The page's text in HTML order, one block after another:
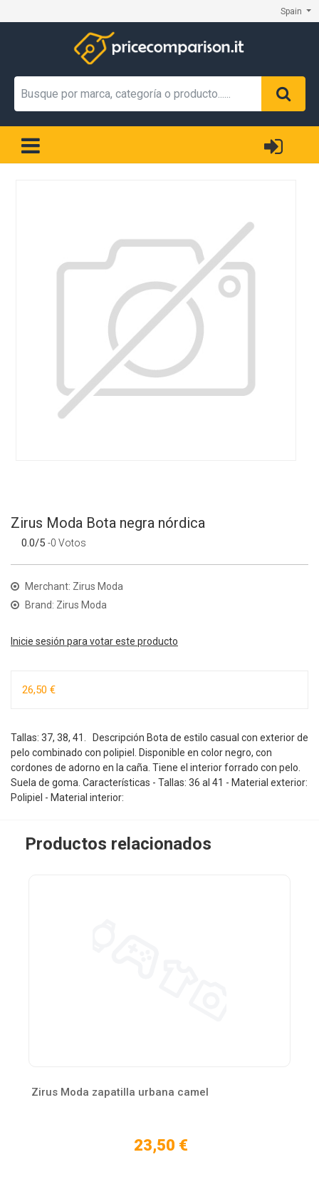
Spain
Zirus Moda Bota negra nórdica
0.0/5 -0 Votos
Merchant: Zirus Moda
Brand: Zirus Moda
Inicie sesión para votar este producto
26,50 €
Tallas: 37, 38, 41. Descripción Bota de estilo casual con exterior de
pelo combinado con polipiel. Disponible en color negro, con
cordones de adorno en la caña. Tiene el interior forrado con pelo.
Suela de goma. Características - Tallas: 36 al 41 - Material exterior:
Polipiel - Material interior:
Productos relacionados
Zirus Moda zapatilla urbana camel
23,50 €